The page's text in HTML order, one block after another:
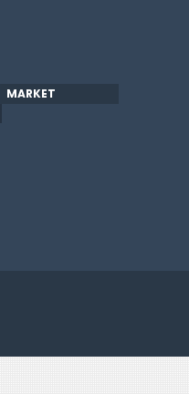
MARKET